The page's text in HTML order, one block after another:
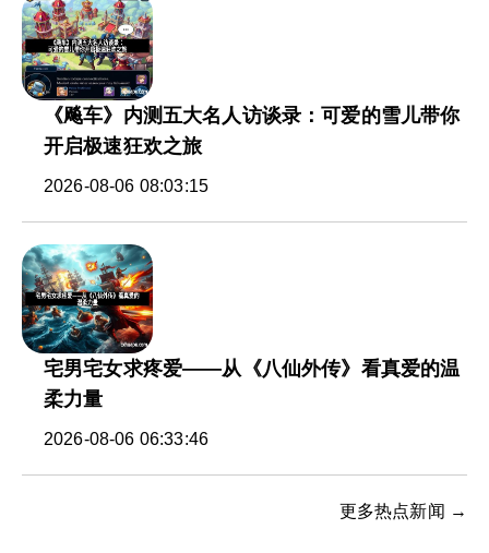
《飚车》内测五大名人访谈录：可爱的雪儿带你
开启极速狂欢之旅
2026-08-06 08:03:15
宅男宅女求疼爱——从《八仙外传》看真爱的温
柔力量
2026-08-06 06:33:46
更多热点新闻 →